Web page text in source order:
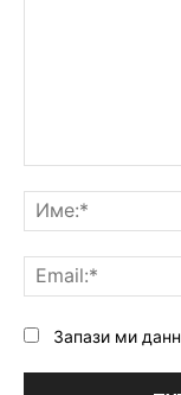
Запази ми